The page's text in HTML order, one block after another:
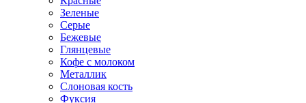
Зеленые
Серые
Бежевые
Глянцевые
Кофе с молоком
Металлик
Слоновая кость
Фуксия